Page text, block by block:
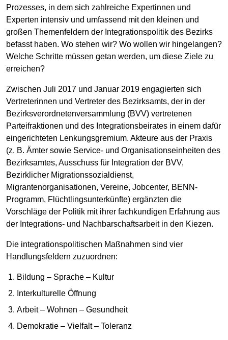
Prozesses, in dem sich zahlreiche Expertinnen und
Experten intensiv und umfassend mit den kleinen und
großen Themenfeldern der Integrationspolitik des Bezirks
befasst haben. Wo stehen wir? Wo wollen wir hingelangen?
Welche Schritte müssen getan werden, um diese Ziele zu
erreichen?
Zwischen Juli 2017 und Januar 2019 engagierten sich
Vertreterinnen und Vertreter des Bezirksamts, der in der
Bezirksverordnetenversammlung (BVV) vertretenen
Parteifraktionen und des Integrationsbeirates in einem dafür
eingerichteten Lenkungsgremium. Akteure aus der Praxis
(z. B. Ämter sowie Service- und Organisationseinheiten des
Bezirksamtes, Ausschuss für Integration der BVV,
Bezirklicher Migrationssozialdienst,
Migrantenorganisationen, Vereine, Jobcenter, BENN-
Programm, Flüchtlingsunterkünfte) ergänzten die
Vorschläge der Politik mit ihrer fachkundigen Erfahrung aus
der Integrations- und Nachbarschaftsarbeit in den Kiezen.
Die integrationspolitischen Maßnahmen sind vier
Handlungsfeldern zuzuordnen:
Bildung – Sprache – Kultur
Interkulturelle Öffnung
Arbeit – Wohnen – Gesundheit
Demokratie – Vielfalt – Toleranz